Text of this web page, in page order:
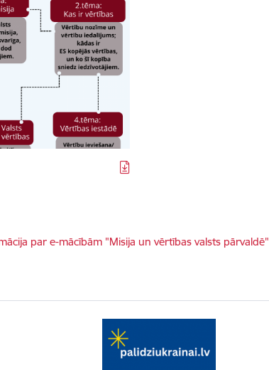
par e-mācībām "Misija un vērtības valsts pārvaldē"